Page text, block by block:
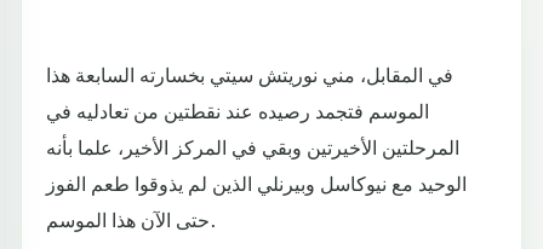
في المقابل، مني نوريتش سيتي بخسارته السابعة هذا
الموسم فتجمد رصيده عند نقطتين من تعادليه في
المرحلتين الأخيرتين وبقي في المركز الأخير، علما بأنه
الوحيد مع نيوكاسل وبيرنلي الذين لم يذوقوا طعم الفوز
حتى الآن هذا الموسم.